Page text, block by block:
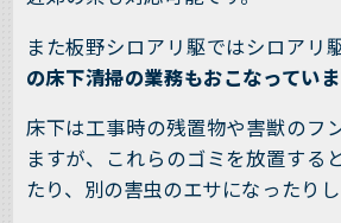
また板野シロアリ駆ではシロアリ
の床下清掃の業務もおこなっていま
床下は工事時の残置物や害獣のフ
ますが、これらのゴミを放置する
たり、別の害虫のエサになったりし